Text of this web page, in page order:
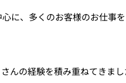
に、多くのお客様のお仕事
んの経験を積み重ねてきまし